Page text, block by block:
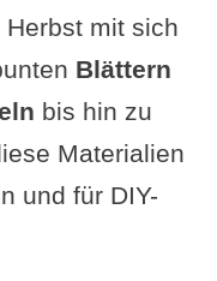
aus
Herbst mit sich
Blättern
bis hin zu
Materialien
und für DIY-